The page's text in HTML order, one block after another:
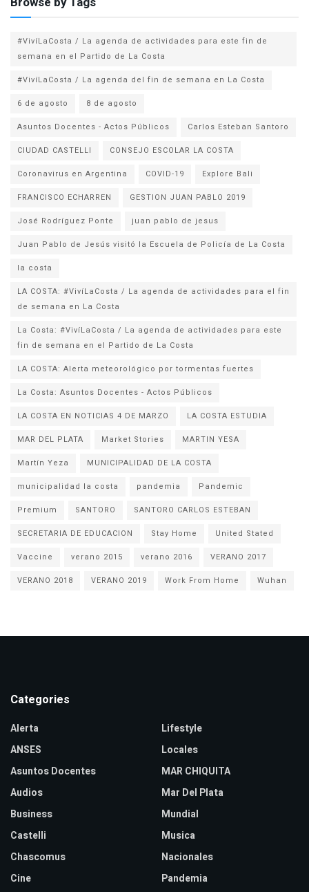
#VivíLaCosta / La agenda de actividades para este fin de
semana en el Partido de La Costa
#VivíLaCosta / La agenda del fin de semana en La Costa
6 de agosto
8 de agosto
Asuntos Docentes - Actos Públicos
Carlos Esteban Santoro
CIUDAD CASTELLI
CONSEJO ESCOLAR LA COSTA
Coronavirus en Argentina
COVID-19
Explore Bali
FRANCISCO ECHARREN
GESTION JUAN PABLO 2019
José Rodríguez Ponte
juan pablo de jesus
la costa
LA COSTA: #VivíLaCosta / La agenda de actividades para el fin
de semana en La Costa
La Costa: #VivíLaCosta / La agenda de actividades para este
fin de semana en el Partido de La Costa
LA COSTA: Alerta meteorológico por tormentas fuertes
La Costa: Asuntos Docentes - Actos Públicos
LA COSTA EN NOTICIAS 4 DE MARZO
LA COSTA ESTUDIA
MAR DEL PLATA
Market Stories
MARTIN YESA
Martín Yeza
MUNICIPALIDAD DE LA COSTA
municipalidad la costa
pandemia
Pandemic
Premium
SANTORO
SANTORO CARLOS ESTEBAN
SECRETARIA DE EDUCACION
Stay Home
United Stated
Vaccine
verano 2015 verano 2016
VERANO 2017
VERANO 2018
VERANO 2019 Work From Home Wuhan
Categories
Alerta
ANSES
Asuntos Docentes
Audios
Business
Castelli
Chascomus
Cine
Lifestyle
Locales
MAR CHIQUITA
Mar Del Plata
Mundial
Musica
Nacionales
Pandemia